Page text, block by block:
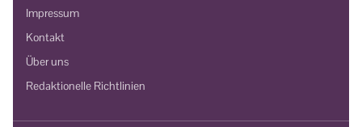
Impressum
Kontakt
Über uns
Redaktionelle Richtlinien